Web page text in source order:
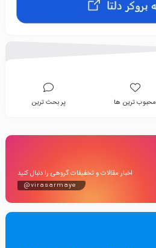
محبوب ترین ها پر بحث ترین
اخبار مقالات و تخفیفات گروهی را دنبال کنید
@virasarmaye